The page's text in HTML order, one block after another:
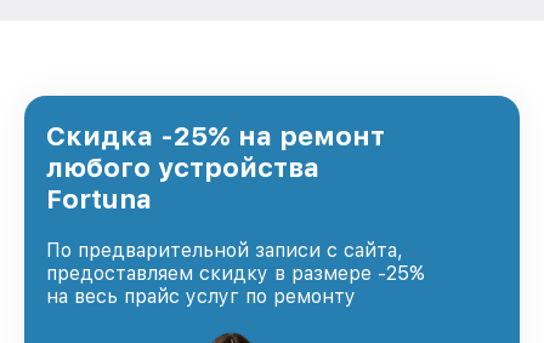
Скидка -25% на ремонт
любого устройства
Fortuna
По предварительной записи с сайта,
предоставляем скидку в размере -25%
на весь прайс услуг по ремонту